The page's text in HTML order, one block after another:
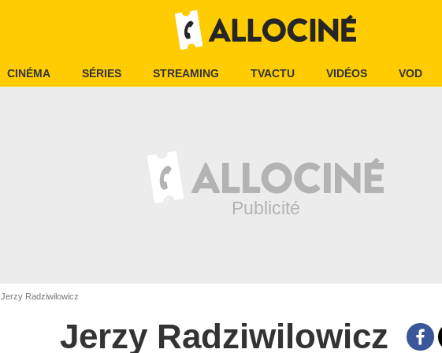
CINÉMA SÉRIES STREAMING TVACTU VIDÉOS VOD
Jerzy Radziwilowicz
Jerzy Radziwilowicz